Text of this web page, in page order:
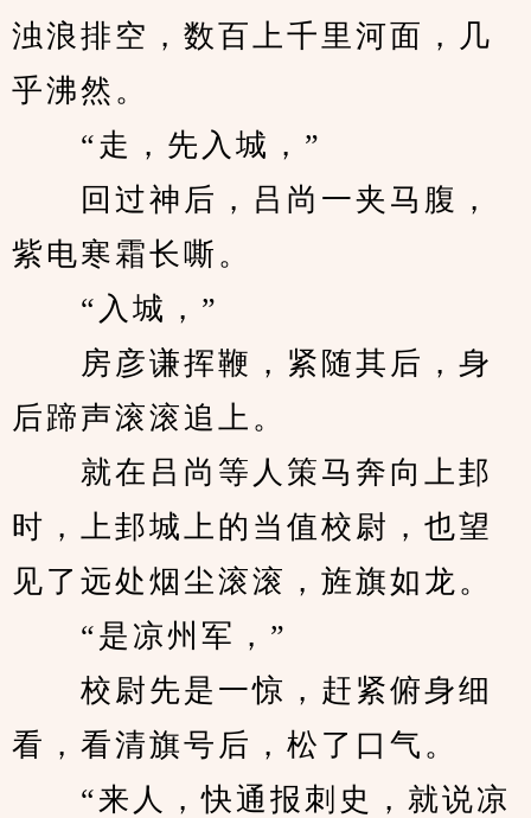
浊浪排空，数百上千里河面，几
乎沸然。
“走，先入城，”
回过神后，吕尚一夹马腹，
紫电寒霜长嘶。
“入城，”
房彦谦挥鞭，紧随其后，身
后蹄声滚滚追上。
就在吕尚等人策马奔向上邽
时，上邽城上的当值校尉，也望
见了远处烟尘滚滚，旌旗如龙。
“是凉州军，”
校尉先是一惊，赶紧俯身细
看，看清旗号后，松了口气。
“来人，快通报刺史，就说凉